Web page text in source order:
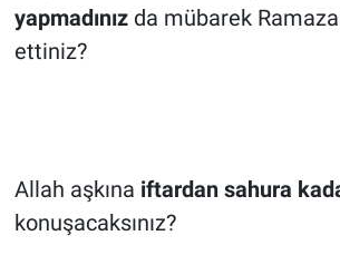
yapmadınızda mübarek
ettiniz?
Allah aşkına iftardan sahura
konuşacaksınız?